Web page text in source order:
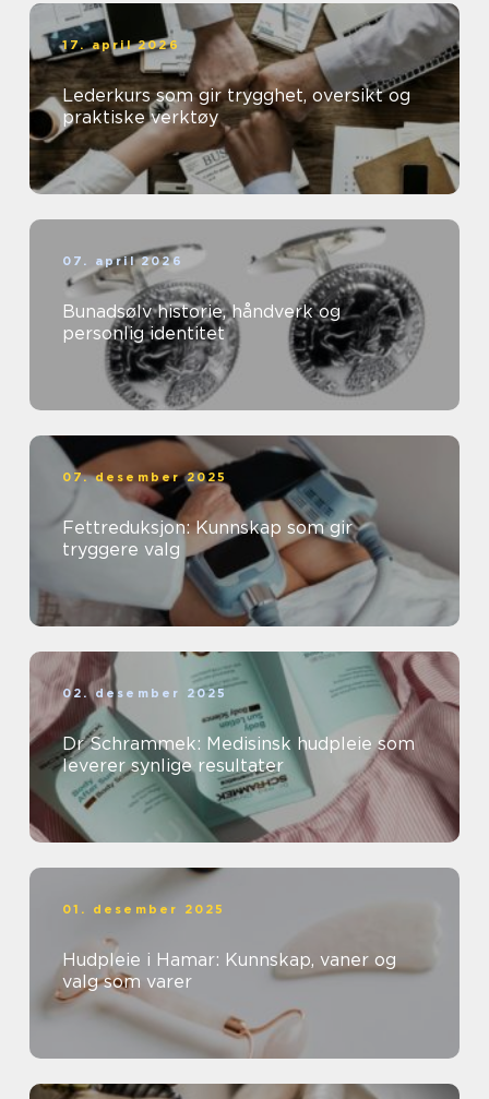
17. april 2026
Lederkurs som gir trygghet, oversikt og
praktiske verktøy
07. april 2026
Bunadsølv historie, håndverk og
personlig identitet
07. desember 2025
Fettreduksjon: Kunnskap som gir
tryggere valg
02. desember 2025
Dr Schrammek: Medisinsk hudpleie som
leverer synlige resultater
01. desember 2025
Hudpleie i Hamar: Kunnskap, vaner og
valg som varer